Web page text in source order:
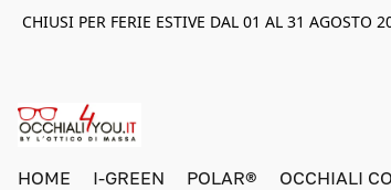
CHIUSI PER FERIE ESTIVE DAL 01 AL 31
HOME I-GREEN POLAR® OCCHIALI